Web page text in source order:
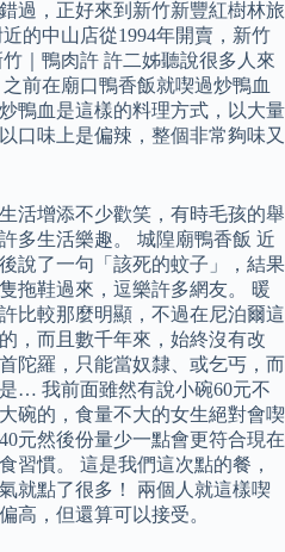
過，正好來到新竹新豐紅樹林旅
的中山店從1994年開賣，新竹
｜鴨肉許 許二姊聽說很多人來
前在廟口鴨香飯就喫過炒鴨血
鴨血是這樣的料理方式，以大量
口味上是偏辣，整個非常夠味又
活增添不少歡笑，有時毛孩的舉
多生活樂趣。 城隍廟鴨香飯 近
說了一句「該死的蚊子」，結果
拖鞋過來，逗樂許多網友。 暖
比較那麼明顯，不過在尼泊爾這
，而且數千年來，始終沒有改
陀羅，只能當奴隸、或乞丐，而
… 我前面雖然有說小碗60元不
碗的，食量不大的女生絕對會喫
元然後份量少一點會更符合現在
習慣。 這是我們這次點的餐，
就點了很多！ 兩個人就這樣喫
高，但還算可以接受。